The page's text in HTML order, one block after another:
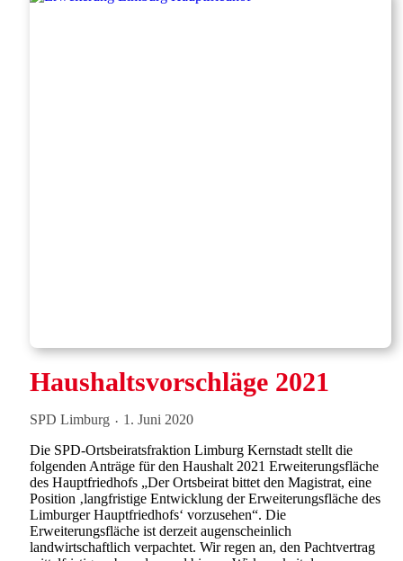
Haushaltsvorschläge 2021
SPD Limburg
1. Juni 2020
Die SPD-Ortsbeiratsfraktion Limburg Kernstadt stellt die
folgenden Anträge für den Haushalt 2021 Erweiterungsfläche
des Hauptfriedhofs „Der Ortsbeirat bittet den Magistrat, eine
Position ‚langfristige Entwicklung der Erweiterungsfläche des
Limburger Hauptfriedhofs‘ vorzusehen“. Die
Erweiterungsfläche ist derzeit augenscheinlich
landwirtschaftlich verpachtet. Wir regen an, den Pachtvertrag